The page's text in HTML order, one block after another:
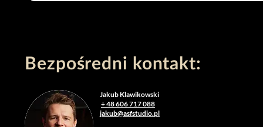
Bezpośredni kontakt:
Jakub Klawikowski
+ 48 606 717 088
jakub@asfstudio.pl